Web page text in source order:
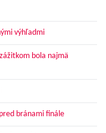
výhľadmi
bola najmä
bránami finále